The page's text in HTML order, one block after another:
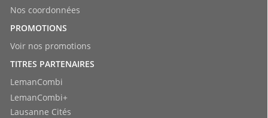
Nos coordonnées
PROMOTIONS
Voir nos promotions
TITRES PARTENAIRES
LemanCombi
LemanCombi+
Lausanne Cités